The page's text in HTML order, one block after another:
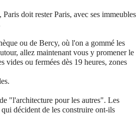
doit rester Paris, avec ses immeubles
ou de Bercy, où l'on a gommé les
allez maintenant vous y promener le
ou fermées dès 19 heures, zones
"l'architecture pour les autres". Les
décident de les construire ont-ils